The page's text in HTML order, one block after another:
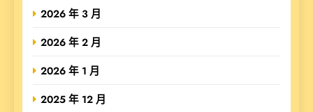
2026 年 3 月
2026 年 2 月
2026 年 1 月
2025 年 12 月